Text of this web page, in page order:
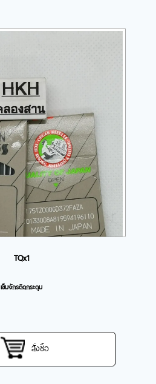
TQx1
เข็มจักรติดกระดุม
สั่งซื้อ